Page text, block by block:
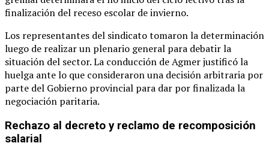
finalización del receso escolar de invierno.
Los representantes del sindicato tomaron la determinación
luego de realizar un plenario general para debatir la
situación del sector. La conducción de Agmer justificó la
huelga ante lo que consideraron una decisión arbitraria por
parte del Gobierno provincial para dar por finalizada la
negociación paritaria.
Rechazo al decreto y reclamo de recomposición
salarial